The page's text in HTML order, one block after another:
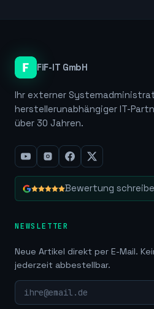
FiF-IT GmbH
Ihr externer
herstellerunabhängiger IT-
über 30 Jahren.
Bewertung
NEWSLETTER
Neue Artikel direkt per E-Mail.
jederzeit abbestellbar.